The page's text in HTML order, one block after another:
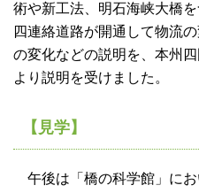
術や新工法、明石海峡大橋
四連絡道路が開通して物流
の変化などの説明を、本州
より説明を受けました。
【見学】
午後は「橋の科学館」に